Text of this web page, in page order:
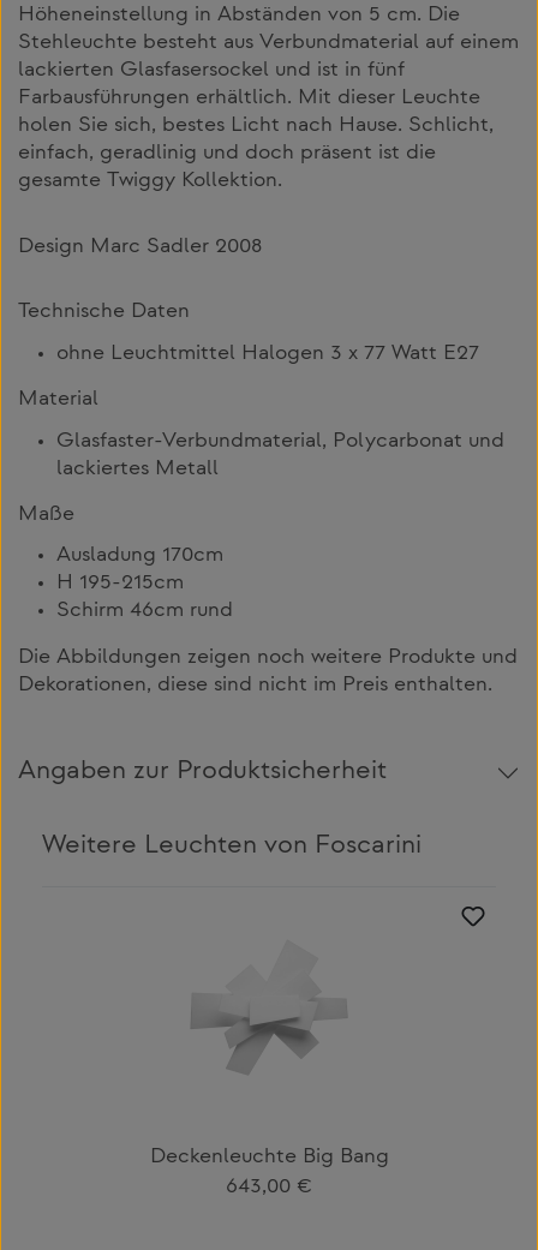
Höheneinstellung in Abständen von 5 cm. Die
Stehleuchte besteht aus Verbundmaterial auf einem
lackierten Glasfasersockel und ist in fünf
Farbausführungen erhältlich. Mit dieser Leuchte
holen Sie sich‚ bestes Licht nach Hause. Schlicht,
einfach, geradlinig und doch präsent ist die
gesamte Twiggy Kollektion.
Design Marc Sadler 2008
Technische Daten
ohne Leuchtmittel Halogen 3 x 77 Watt E27
Material
Glasfaster-Verbundmaterial, Polycarbonat und
lackiertes Metall
Maße
Ausladung 170cm
H 195-215cm
Schirm 46cm rund
Die Abbildungen zeigen noch weitere Produkte und
Dekorationen, diese sind nicht im Preis enthalten.
Angaben zur Produktsicherheit
Weitere Leuchten von Foscarini
Deckenleuchte Big Bang
Regulärer Preis:
643,00 €